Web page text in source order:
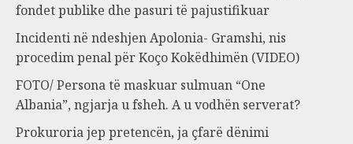
fondet publike dhe pasuri të pajustifikuar
Incidenti në ndeshjen Apolonia- Gramshi, nis
procedim penal për Koço Kokëdhimën (VIDEO)
FOTO/ Persona të maskuar sulmuan “One
Albania”, ngjarja u fsheh. A u vodhën serverat?
Prokuroria jep pretencën, ja çfarë dënimi